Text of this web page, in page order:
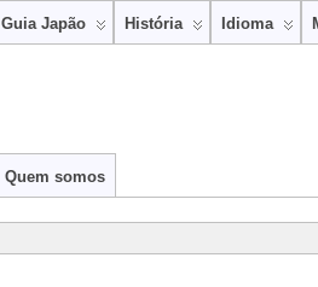
Guia Japão História Idioma
Quem somos